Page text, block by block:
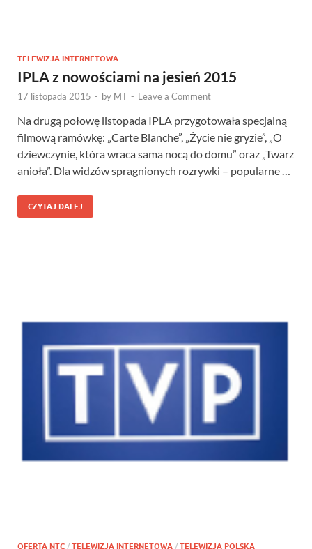
TELEWIZJA INTERNETOWA
IPLA z nowościami na jesień 2015
17 listopada 2015 - by MT - Leave a Comment
Na drugą połowę listopada IPLA przygotowała specjalną
filmową ramówkę: „Carte Blanche”, „Życie nie gryzie”, „O
dziewczynie, która wraca sama nocą do domu” oraz „Twarz
anioła”. Dla widzów spragnionych rozrywki – popularne …
CZYTAJ DALEJ
OFERTA NTC / TELEWIZJA INTERNETOWA / TELEWIZJA POLSKA